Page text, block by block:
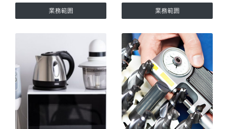
業務範囲 業務範囲